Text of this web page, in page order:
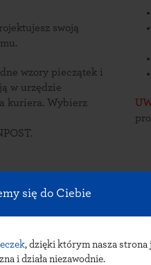
się do Ciebie
, dzięki którym nasza strona
i działa niezawodnie.
wzory pieczątek i
Wybierz